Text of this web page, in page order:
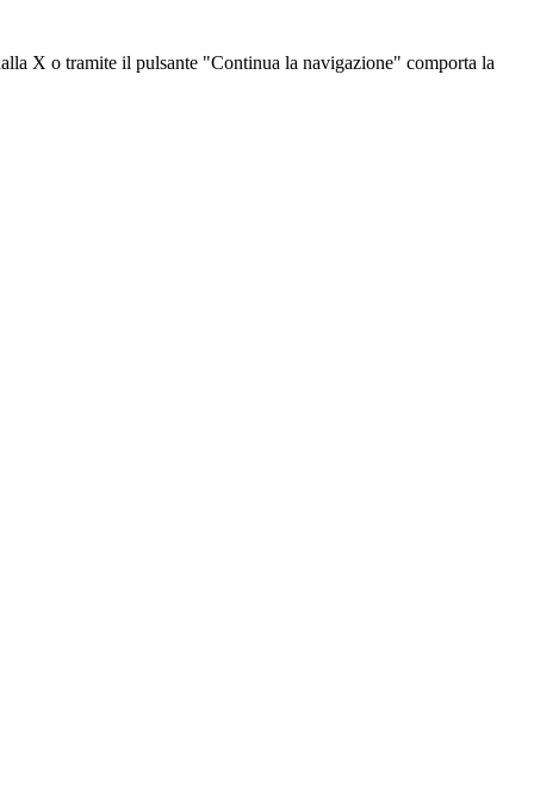
X o tramite il pulsante "Continua la navigazione" comporta la